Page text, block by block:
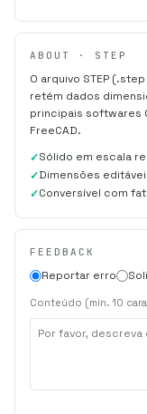
ABOUT · STEP
O arquivo STEP
retém dados
principais softwares
FreeCAD.
Sólido em escala
Dimensões
Conversível com
FEEDBACK
Reportar erro
Conteúdo (mín. 10